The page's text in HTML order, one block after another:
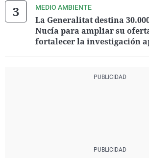
MEDIO AMBIENTE
La Generalitat destina
Nucía para ampliar su
fortalecer la investigación